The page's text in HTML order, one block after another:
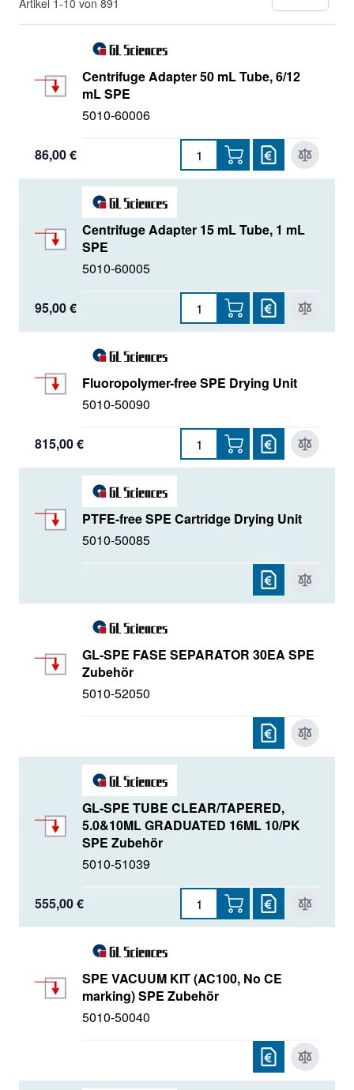
Artikel 1-10 von 891
Centrifuge Adapter 50 mL Tube, 6/12
mL SPE
5010-60006
86,00 €
Centrifuge Adapter 15 mL Tube, 1 mL
SPE
5010-60005
95,00 €
Fluoropolymer-free SPE Drying Unit
5010-50090
815,00 €
PTFE-free SPE Cartridge Drying Unit
5010-50085
GL-SPE FASE SEPARATOR 30EA SPE
Zubehör
5010-52050
GL-SPE TUBE CLEAR/TAPERED,
5.0&10ML GRADUATED 16ML 10/PK
SPE Zubehör
5010-51039
555,00 €
SPE VACUUM KIT (AC100, No CE
marking) SPE Zubehör
5010-50040